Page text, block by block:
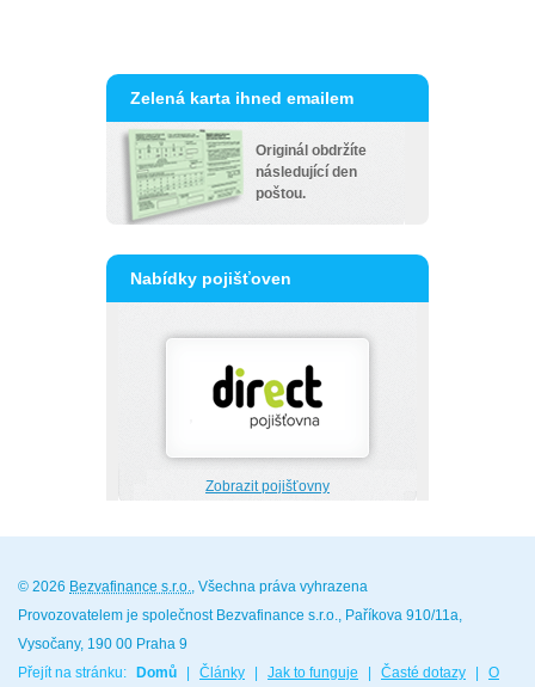
Zelená karta ihned emailem
Originál obdržíte
následující den
poštou.
Nabídky pojišťoven
Zobrazit pojišťovny
© 2026 Bezvafinance s.r.o., Všechna práva vyhrazena
Provozovatelem je společnost Bezvafinance s.r.o., Paříkova 910/11a,
Vysočany, 190 00 Praha 9
Přejít na stránku:
Domů Články Jak to funguje Časté dotazy O